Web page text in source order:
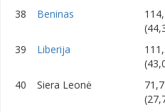
38 Beninas
39 Liberija
40 Siera Leonė